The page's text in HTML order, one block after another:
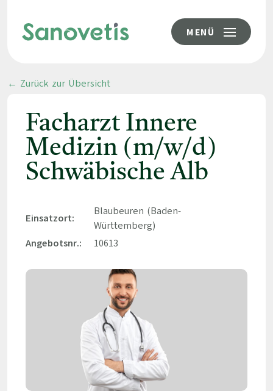
MENÜ
← Zurück zur Übersicht
Facharzt Innere
Medizin (m/w/d)
Schwäbische Alb
Einsatzort:
Blaubeuren (Baden-
Württemberg)
Angebotsnr.:
10613